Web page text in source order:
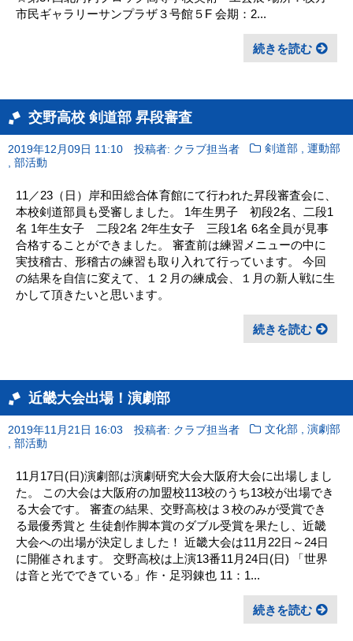
市民ギャラリーサンプラザ３号館５F 会期：2...
続きを読む
交野高校 剣道部 昇段審査
2019年12月09日 11:10 投稿者: クラブ担当者 剣道部 ,運動部
, 部活動
11／23（日）岸和田総合体育館にて行われた昇段審査会に、
本校剣道部員も受審しました。 1年生男子 初段2名、二段1
名 1年生女子 二段2名 2年生女子 三段1名 6名全員が見事
合格することができました。 審査前は練習メニューの中に
実技稽古、形稽古の練習も取り入れて行っています。 今回
の結果を自信に変えて、１２月の練成会、１月の新人戦に生
かして頂きたいと思います。
続きを読む
近畿大会出場！演劇部
2019年11月21日 16:03 投稿者: クラブ担当者 文化部 ,演劇部
, 部活動
11月17日(日)演劇部は演劇研究大会大阪府大会に出場しまし
た。 この大会は大阪府の加盟校113校のうち13校が出場でき
る大会です。 審査の結果、交野高校は３校のみが受賞でき
る最優秀賞と 生徒創作脚本賞のダブル受賞を果たし、近畿
大会への出場が決定しました！ 近畿大会は11月22日～24日
に開催されます。 交野高校は上演13番11月24日(日) 「世界
は音と光でできている」作・足羽錬也 11：1...
続きを読む